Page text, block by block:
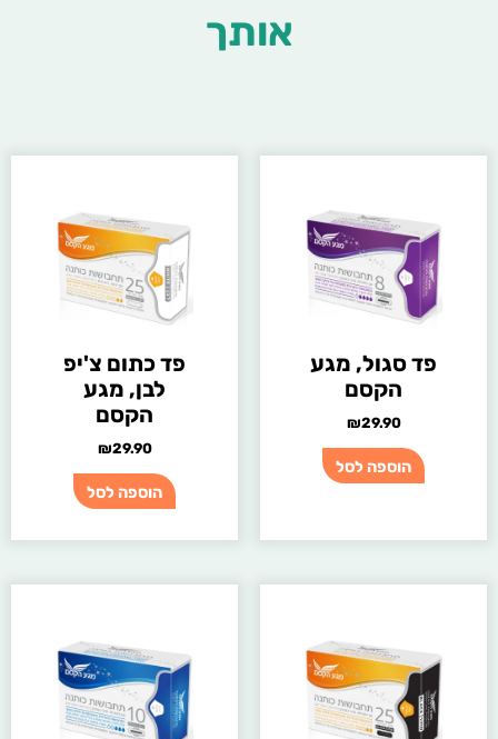
אותך
פד סגול, מגע
הקסם
₪29.90
הוספה לסל
פד כתום צ'יפ
לבן, מגע
הקסם
₪29.90
הוספה לסל